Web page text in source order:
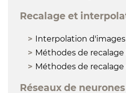
Recalage et
Interpolation d'images
Méthodes de recalage
Méthodes de
Réseaux de neurones